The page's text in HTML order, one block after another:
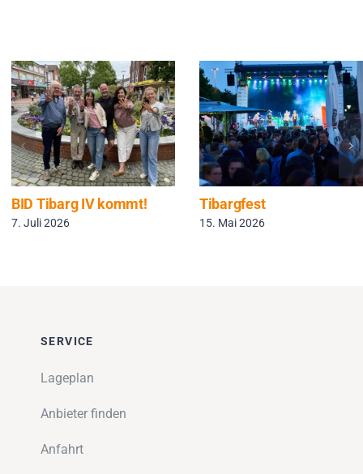
BID Tibarg IV kommt!
7. Juli 2026
Tibargfest
15. Mai 2026
SERVICE
Lageplan
Anbieter finden
Anfahrt